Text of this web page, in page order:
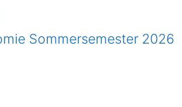
suchen
Sommersemester 2026